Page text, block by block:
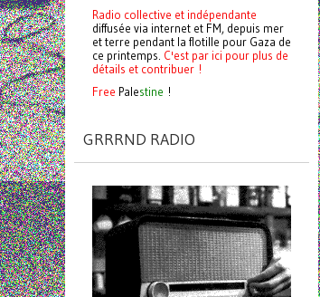
Radio collective et indépendante
diffusée via internet et FM, depuis mer
et terre pendant la flotille pour Gaza de
ce printemps. C'est par ici pour plus de
détails et contribuer !
Free Palestine !
GRRRND RADIO